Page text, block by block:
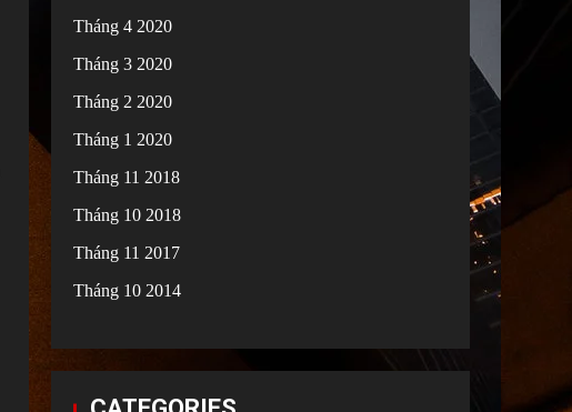
Tháng 4 2020
Tháng 3 2020
Tháng 2 2020
Tháng 1 2020
Tháng 11 2018
Tháng 10 2018
Tháng 11 2017
Tháng 10 2014